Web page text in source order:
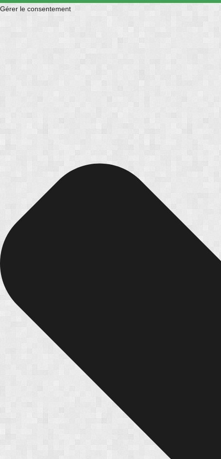
Gérer le consentement